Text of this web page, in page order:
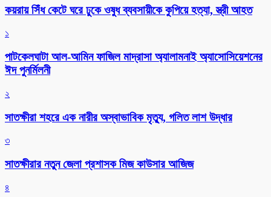
কয়রায় সিঁধ কেটে ঘরে ঢুকে ওষুধ ব্যবসায়ীকে কুপিয়ে হত্যা, স্ত্রী আহত
১
পাটকেলঘাটা আল-আমিন ফাজিল মাদ্রাসা অ্যালামনাই অ্যাসোসিয়েশনের
ঈদ পুনর্মিলনী
২
সাতক্ষীরা শহরে এক নারীর অস্বাভাবিক মৃত্যু, গলিত লাশ উদ্ধার
৩
সাতক্ষীরার নতুন জেলা প্রশাসক মিজ কাউসার আজিজ
৪